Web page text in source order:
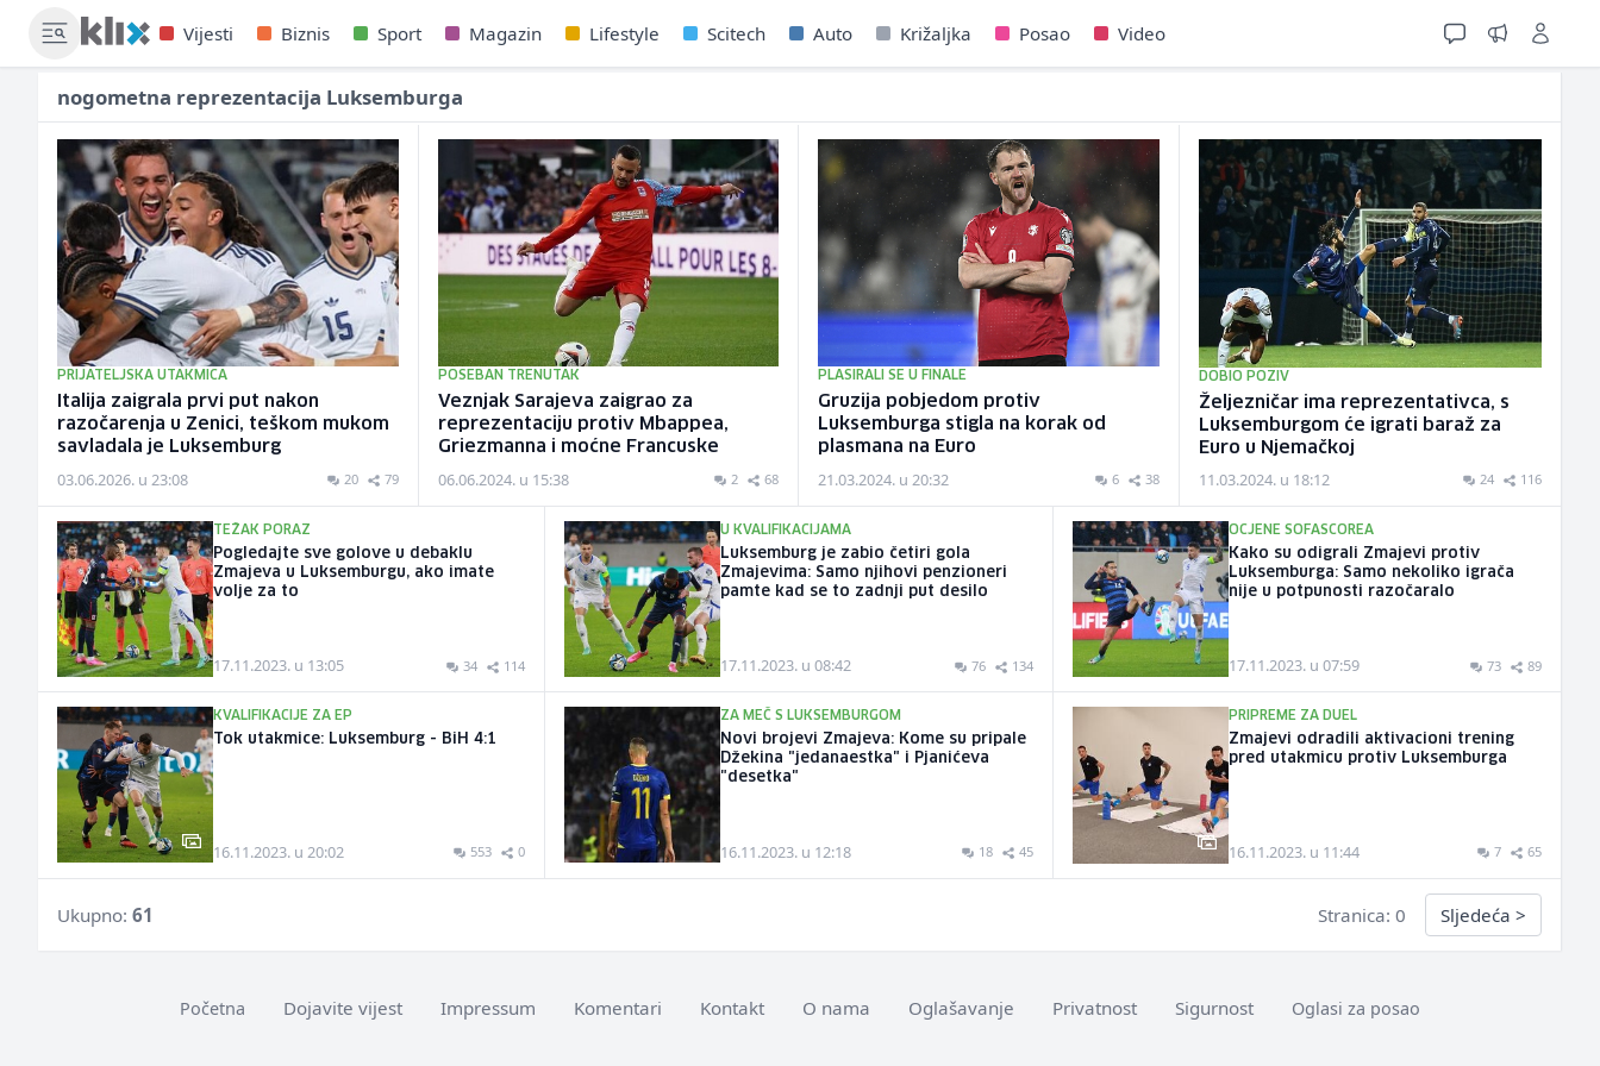
Vijesti Biznis Sport Magazin Lifestyle Scitech Auto Križaljka Posao Video
nogometna reprezentacija Luksemburga
PRIJATELJSKA UTAKMICA
Italija zaigrala prvi put nakon
razočarenja u Zenici, teškom mukom
savladala je Luksemburg
03.06.2026. u 23:08 20 79
POSEBAN TRENUTAK
Veznjak Sarajeva zaigrao za
reprezentaciju protiv Mbappea,
Griezmanna i moćne Francuske
06.06.2024. u 15:38 2 68
PLASIRALI SE U FINALE
Gruzija pobjedom protiv
Luksemburga stigla na korak od
plasmana na Euro
21.03.2024. u 20:32 6 38
DOBIO POZIV
Željezničar ima reprezentativca, s
Luksemburgom će igrati baraž za
Euro u Njemačkoj
11.03.2024. u 18:12 24 116
TEŽAK PORAZ
Pogledajte sve golove u debaklu
Zmajeva u Luksemburgu, ako imate
volje za to
17.11.2023. u 13:05 34 114
U KVALIFIKACIJAMA
Luksemburg je zabio četiri gola
Zmajevima: Samo njihovi penzioneri
pamte kad se to zadnji put desilo
17.11.2023. u 08:42 76 134
OCJENE SOFASCOREA
Kako su odigrali Zmajevi protiv
Luksemburga: Samo nekoliko igrača
nije u potpunosti razočaralo
17.11.2023. u 07:59 73 89
KVALIFIKACIJE ZA EP
Tok utakmice: Luksemburg - BiH 4:1
16.11.2023. u 20:02 553 0
ZA MEČ S LUKSEMBURGOM
Novi brojevi Zmajeva: Kome su pripale
Džekina "jedanaestka" i Pjanićeva
"desetka"
16.11.2023. u 12:18 18 45
PRIPREME ZA DUEL
Zmajevi odradili aktivacioni trening
pred utakmicu protiv Luksemburga
16.11.2023. u 11:44 7 65
Ukupno: 61 Stranica: 0 Sljedeća >
Početna Dojavite vijest Impressum Komentari Kontakt O nama Oglašavanje Privatnost Sigurnost Oglasi za posao